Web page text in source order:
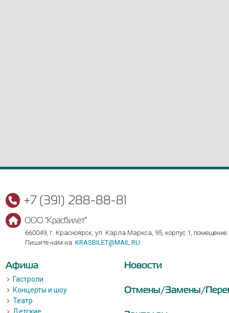
+7 (391) 288-88-81
ООО "Красбилет"
660049, г. Красноярск, ул. Карла Маркса, 95, корпус 1, помещение
Пишите нам на KRASBILET@MAIL.RU
Афиша
Гастроли
Концерты и шоу
Театр
Детские
Новости
Отмены/Замены/